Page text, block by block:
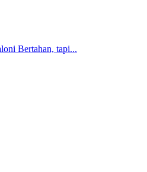
Bertahan, tapi...